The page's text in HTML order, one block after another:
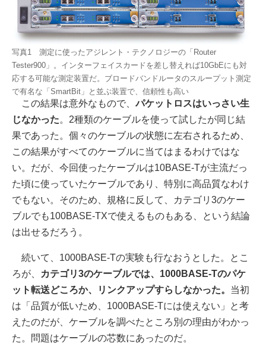
写真1 測定に使ったアジレント・テクノロジーの「Router
Tester900」。インターフェイスカードを差し替えれば10GbEにも対
応する可能な測定装置だ。ブロードバンドルータのスループット測定
で有名な「SmartBit」と並ぶ装置で、信頼性も高い
この結果は意外なもので、パケットロスはいっさい生
じなかった。2種類のケーブルを使って試したが同じ結
果であった。個々のケーブルの状態に左右されるため、
この結果がすべてのケーブルに当てはまるわけではな
い。だが、今回使ったケーブルは10BASE-Tが主流だっ
た頃に使っていたケーブルであり、特別に高品質なわけ
でもない。そのため、規格に反して、カテゴリ3のケー
ブルでも100BASE-TXで使えるものもある、という結論
は出せるだろう。
続いて、1000BASE-Tの実験も行なおうとした。とこ
ろが、
カテゴリ3のケーブルでは、1000BASE-Tのパケ
ット転送どころか、リンクアップすらしなかった。 当初
は「品質が低いため、1000BASE-Tには使えない」と考
えたのだが、ケーブルを調べたところ別の理由がわかっ
た。問題はケーブルの芯数にあったのだ。